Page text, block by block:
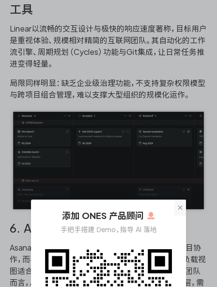
工具
Linear以流畅的交互设计与极快的响应速度著称，目标用户
是重视体验、规模相对精简的互联网团队。其自动化的工作
流引擎、周期规划（Cycles）功能与Git集成，让日常任务推
进变得轻量。
局限同样明显：缺乏企业级治理功能，不支持复杂权限模型
与跨项目组合管理，难以支撑大型组织的规模化运作。
6. Asana：泛项目协作的通用平台
Asana定位横跨市场、运营、设计、研发等多部门的项目协
作，而非专精研发场景。其时间线、 portfolios、工作负载视
图适合需要横向协调多种项目类型的组织。对于研发团队
而言，Asana在需求-代码-测试的纵向贯通上存在断层，需
×
添加 ONES 产品顾问
手把手搭建 Demo，指导 AI 落地